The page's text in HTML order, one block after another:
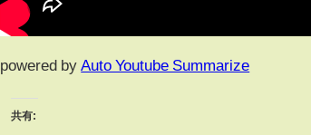
powered by Auto Youtube Summarize
共有: